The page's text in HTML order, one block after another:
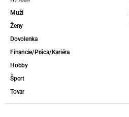
Muži
Ženy
Dovolenka
Financie/Práca/Kariéra
Hobby
Šport
Tovar